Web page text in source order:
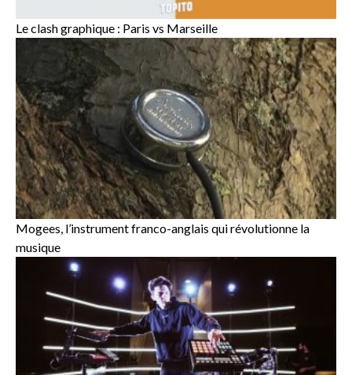
Le clash graphique : Paris vs Marseille
Mogees, l’instrument franco-anglais qui révolutionne la
musique